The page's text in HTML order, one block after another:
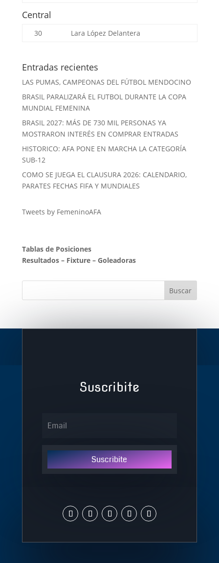
Central
30 Lara López Delantera
Entradas recientes
LAS PUMAS, CAMPEONAS DEL FÚTBOL MENDOCINO
BRASIL PARALIZARÁ EL FUTBOL DURANTE LA COPA
MUNDIAL FEMENINA
BRASIL 2027: MÁS DE 730 MIL PERSONAS YA
MOSTRARON INTERÉS EN COMPRAR ENTRADAS
HISTORICO: AFA PONE EN MARCHA LA CATEGORÍA
SUB-12
COMO SE JUEGA EL CLAUSURA 2026: CALENDARIO,
PARATES FECHAS FIFA Y MUNDIALES
Tweets by FemeninoAFA
Tablas de Posiciones
Resultados– Fixture– Goleadoras
Suscribite
Suscribite